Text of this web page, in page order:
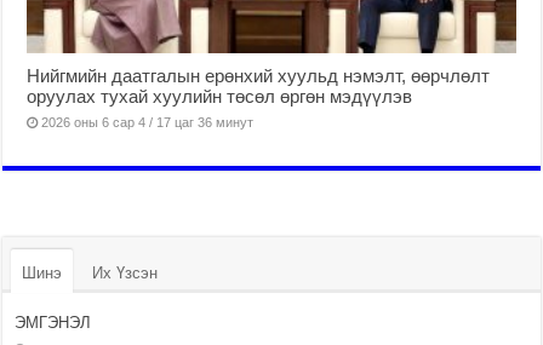
Нийгмийн даатгалын ерөнхий хуульд нэмэлт, өөрчлөлт
оруулах тухай хуулийн төсөл өргөн мэдүүлэв
2026 оны 6 сар 4 / 17 цаг 36 минут
Шинэ Их Үзсэн
ЭМГЭНЭЛ